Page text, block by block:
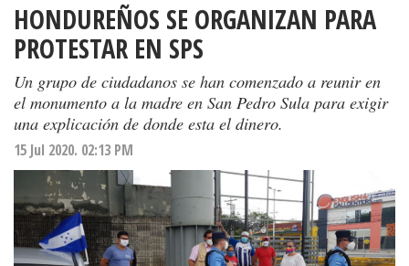
HONDUREÑOS SE ORGANIZAN PARA
PROTESTAR EN SPS
Un grupo de ciudadanos se han comenzado a reunir en
el monumento a la madre en San Pedro Sula para exigir
una explicación de donde esta el dinero.
15 Jul 2020. 02:13 PM